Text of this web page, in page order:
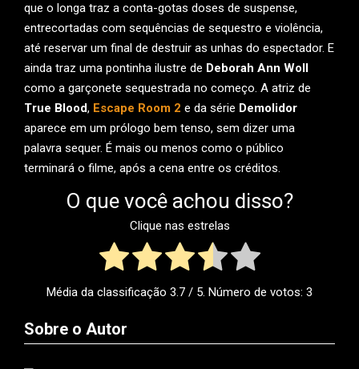
que o longa traz a conta-gotas doses de suspense,
entrecortadas com sequências de sequestro e violência,
até reservar um final de destruir as unhas do espectador. E
ainda traz uma pontinha ilustre de Deborah Ann Woll
como a garçonete sequestrada no começo. A atriz de
True Blood, Escape Room 2 e da série Demolidor
aparece em um prólogo bem tenso, sem dizer uma
palavra sequer. É mais ou menos como o público
terminará o filme, após a cena entre os créditos.
O que você achou disso?
Clique nas estrelas
Média da classificação 3.7 / 5. Número de votos: 3
Sobre o Autor